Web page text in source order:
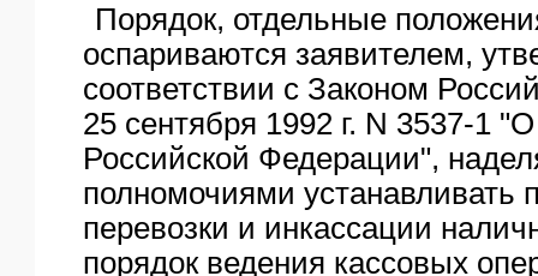
Порядок, отдельные
оспариваются заявителем,
соответствии с Законом
25 сентября 1992 г. N 3537-1
Российской Федерации",
полномочиями устанавливать
перевозки и инкассации
порядок ведения кассовых